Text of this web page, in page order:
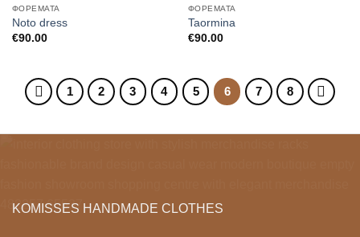
ΦΟΡΈΜΑΤΑ
Noto dress
€90.00
ΦΟΡΈΜΑΤΑ
Taormina
€90.00
1 2 3 4 5 6 7 8
KOMISSES HANDMADE CLOTHES